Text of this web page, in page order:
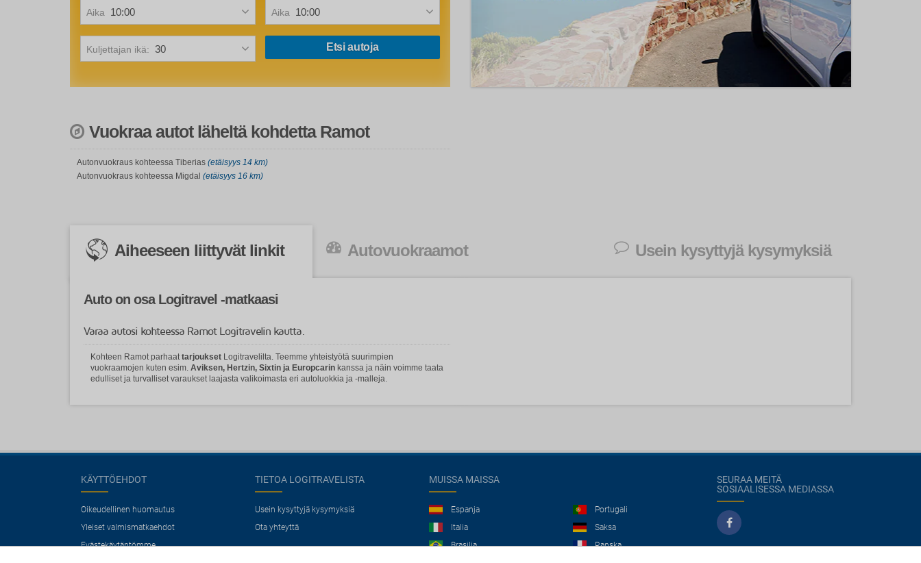
Aika Aika
Kuljettajan ikä: Etsi autoja
Vuokraa autot läheltä kohdetta Ramot
Autonvuokraus kohteessa Tiberias (etäisyys 14 km)
Autonvuokraus kohteessa Migdal (etäisyys 16 km)
Aiheeseen liittyvät linkit Autovuokraamot Usein kysyttyjä kysymyksiä
Auto on osa Logitravel -matkaasi
Varaa autosi kohteessa Ramot Logitravelin kautta.
Kohteen Ramot parhaattarjoukset Logitravelilta. Teemme yhteistyötä suurimpien
vuokraamojen kuten esim. Aviksen, Hertzin, Sixtin ja Europcarin kanssa ja näin voimme taata
edulliset ja turvalliset varaukset laajasta valikoimasta eri autoluokkia ja -malleja.
KÄYTTÖEHDOT
Oikeudellinen huomautus
Yleiset valmismatkaehdot
Evästekäytäntömme
TIETOA LOGITRAVELISTA
Usein kysyttyjä kysymyksiä
Ota yhteyttä
MUISSA MAISSA
Espanja
Portugali
Italia
Saksa
Brasilia
Ranska
SEURAA MEITÄ
SOSIAALISESSA MEDIASSA